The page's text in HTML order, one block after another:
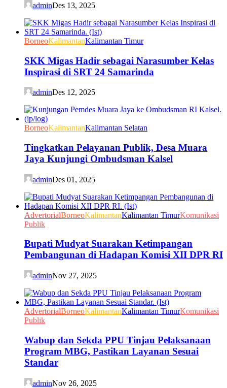
adminDes 13, 2025
BorneoKalimantanKalimantan Timur
SKK Migas Hadir sebagai Narasumber Kelas
Inspirasi di SRT 24 Samarinda
adminDes 12, 2025
BorneoKalimantanKalimantan Selatan
Tingkatkan Pelayanan Publik, Desa Muara
Jaya Kunjungi Ombudsman Kalsel
adminDes 01, 2025
AdvertorialBorneoKalimantanKalimantan TimurKomunikasi
Publik
Bupati Mudyat Suarakan Ketimpangan
Pembangunan di Hadapan Komisi XII DPR RI
adminNov 27, 2025
AdvertorialBorneoKalimantanKalimantan TimurKomunikasi
Publik
Wabup dan Sekda PPU Tinjau Pelaksanaan
Program MBG, Pastikan Layanan Sesuai
Standar
adminNov 26, 2025